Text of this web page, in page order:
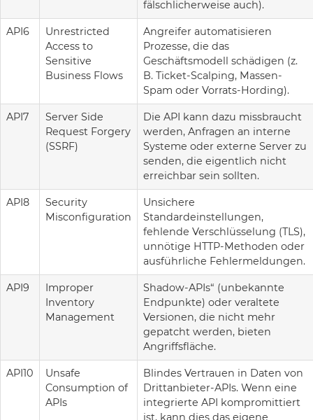
fälschlicherweise auch).
API6
Unrestricted
Access to
Sensitive
Business Flows
Angreifer automatisieren
Prozesse, die das
Geschäftsmodell schädigen (z.
B. Ticket-Scalping, Massen-
Spam oder Vorrats-Hording).
API7
Server Side
Request Forgery
(SSRF)
Die API kann dazu missbraucht
werden, Anfragen an interne
Systeme oder externe Server zu
senden, die eigentlich nicht
erreichbar sein sollten.
API8
Security
Misconfiguration
Unsichere
Standardeinstellungen,
fehlende Verschlüsselung (TLS),
unnötige HTTP-Methoden oder
ausführliche Fehlermeldungen.
API9
Improper
Inventory
Management
Shadow-APIs“ (unbekannte
Endpunkte) oder veraltete
Versionen, die nicht mehr
gepatcht werden, bieten
Angriffsfläche.
API10
Unsafe
Consumption of
APIs
Blindes Vertrauen in Daten von
Drittanbieter-APIs. Wenn eine
integrierte API kompromittiert
ist, kann dies das eigene